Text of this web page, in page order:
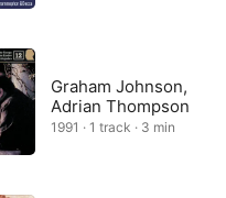
Graham Johnson,
Adrian Thompson
1991 · 1 track · 3 min